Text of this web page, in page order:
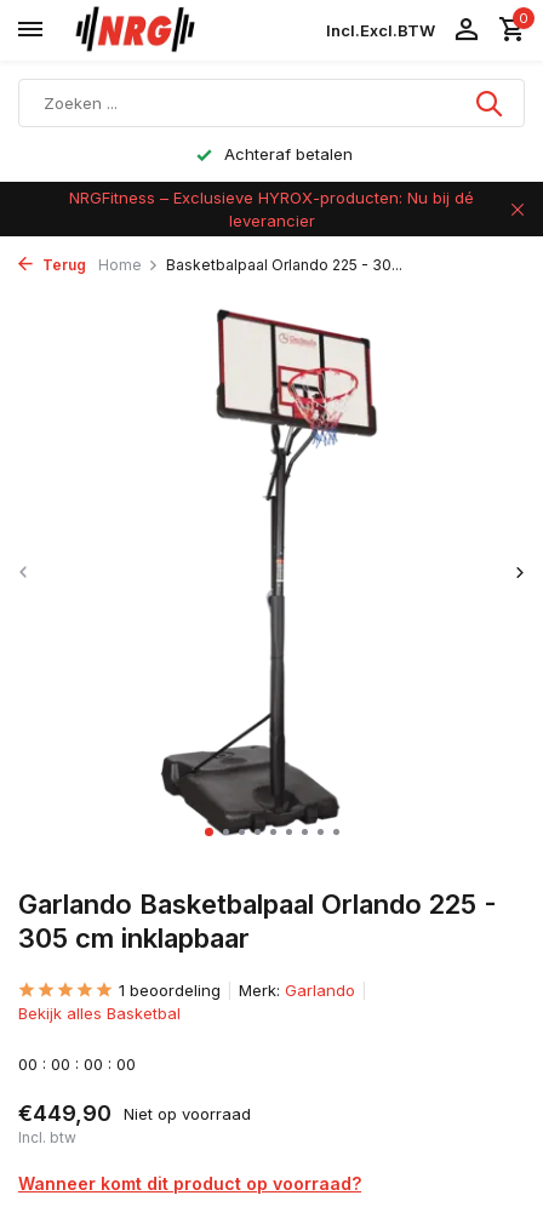
Incl.Excl.BTW
0
Achteraf betalen
NRGFitness – Exclusieve HYROX-producten: Nu bij dé
leverancier
Terug Home Basketbalpaal Orlando 225 - 30...
Garlando Basketbalpaal Orlando 225 -
305 cm inklapbaar
1 beoordeling Merk: Garlando
Bekijk alles Basketbal
00 : 00 : 00 : 00
€449,90 Niet op voorraad
Incl. btw
Wanneer komt dit product op voorraad?